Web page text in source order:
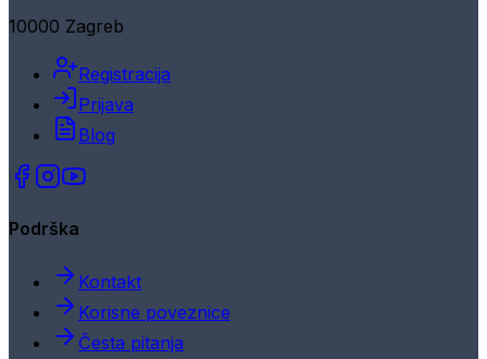
10000 Zagreb
Registracija
Prijava
Blog
Podrška
Kontakt
Korisne poveznice
Česta pitanja